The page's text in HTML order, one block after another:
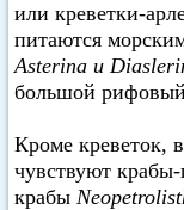
или креветки-
питаются
Asterina и
большой
Кроме креветок,
чувствуют крабы-
крабы